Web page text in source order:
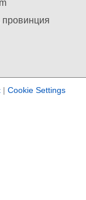
провинция
| Cookie Settings